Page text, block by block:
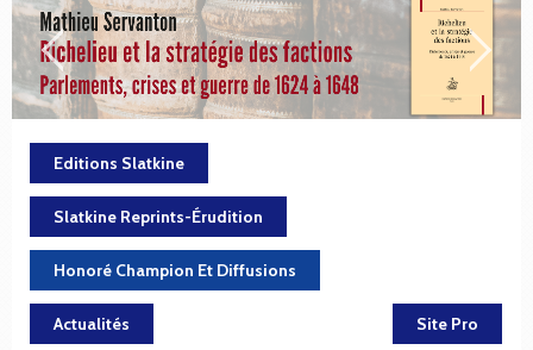
Editions Slatkine
Slatkine Reprints-Érudition
Honoré Champion Et Diffusions
Actualités Site Pro